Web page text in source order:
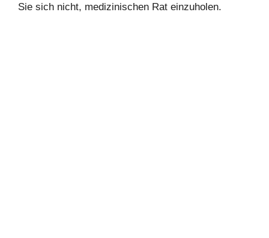
Sie sich nicht, medizinischen Rat einzuholen.